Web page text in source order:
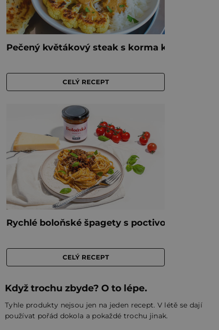
Když trochu zbyde? O to lépe.
Tyhle produkty nejsou jen na jeden recept. V létě se dají
používat pořád dokola a pokaždé trochu jinak.